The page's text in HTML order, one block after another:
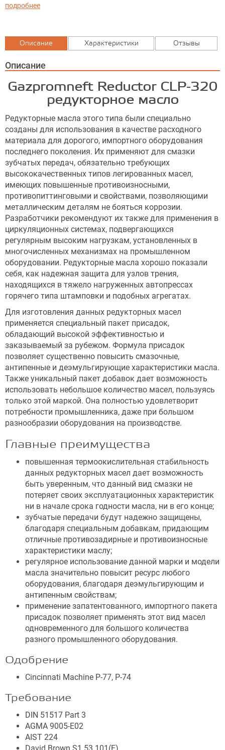
подробнее
Описание Характеристики Отзывы
Описание
Gazpromneft Reductor CLP-320
редукторное масло
Редукторные масла этого типа были специально
созданы для использования в качестве расходного
материала для дорогого, импортного оборудования
последнего поколения. Их применяют для смазки
зубчатых передач, обязательно требующих
высококачественных типов легированных масел,
имеющих повышенные противоизносными,
противопиттинговыми и свойствами, позволяющими
металлическим деталям не бояться коррозии.
Разработчики рекомендуют их также для применения в
циркуляционных системах, подвергающихся
регулярным высоким нагрузкам, установленных в
многочисленных механизмах на промышленном
оборудовании. Редукторные масла хорошо показали
себя, как надежная защита для узлов трения,
находящихся в тяжело нагруженных автопрессах
горячего типа штамповки и подобных агрегатах.
Для изготовления данных редукторных масел
применяется специальный пакет присадок,
обладающий высокой эффективностью и
заказываемый за рубежом. Формула присадок
позволяет существенно повысить смазочные,
антипенные и деэмульгирующие характеристики масла.
Также уникальный пакет добавок дает возможность
использовать небольшое количество масел, пользуясь
только этой маркой. Она полностью удовлетворит
потребности промышленника, даже при большом
разнообразии оборудования на производстве.
Главные преимущества
повышенная термоокислительная стабильность
данных редукторных масел дает возможность
быть уверенным, что данный вид смазки не
потеряет своих эксплуатационных характеристик
ни в начале срока годности масла, ни в его конце;
зубчатые передачи будут надежно защищены,
благодаря специальным добавкам, придающим
отличные противозадирные и противоизносные
характеристики маслу;
регулярное использование данной марки и модели
масла значительно повысит ресурс любого
оборудования, благодаря деэмульгирующим и
антипенным свойствам;
применение запатентованного, импортного пакета
присадок позволяет применять этот вид масел
одновременного для большого количества
разного промышленного оборудования.
Одобрение
Cincinnati Machine P-77, P-74
Требование
DIN 51517 Part 3
AGMA 9005-E02
AIST 224